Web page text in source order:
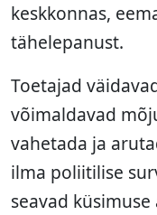
keskkonnas,
tähelepanust.
Toetajad
võimaldavad
vahetada ja
ilma poliitilise
seavad